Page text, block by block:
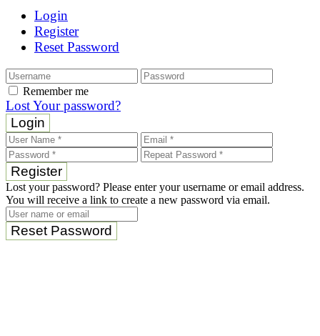
Login
Register
Reset Password
Remember me
Lost Your password?
Login
Register
Lost your password? Please enter your username or email address.
You will receive a link to create a new password via email.
Reset Password